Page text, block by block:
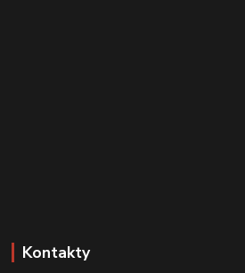
Kontakty